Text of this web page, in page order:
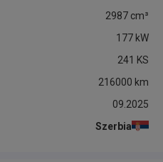
2987 cm³
177 kW
241 KS
216000 km
09.2025
Szerbia